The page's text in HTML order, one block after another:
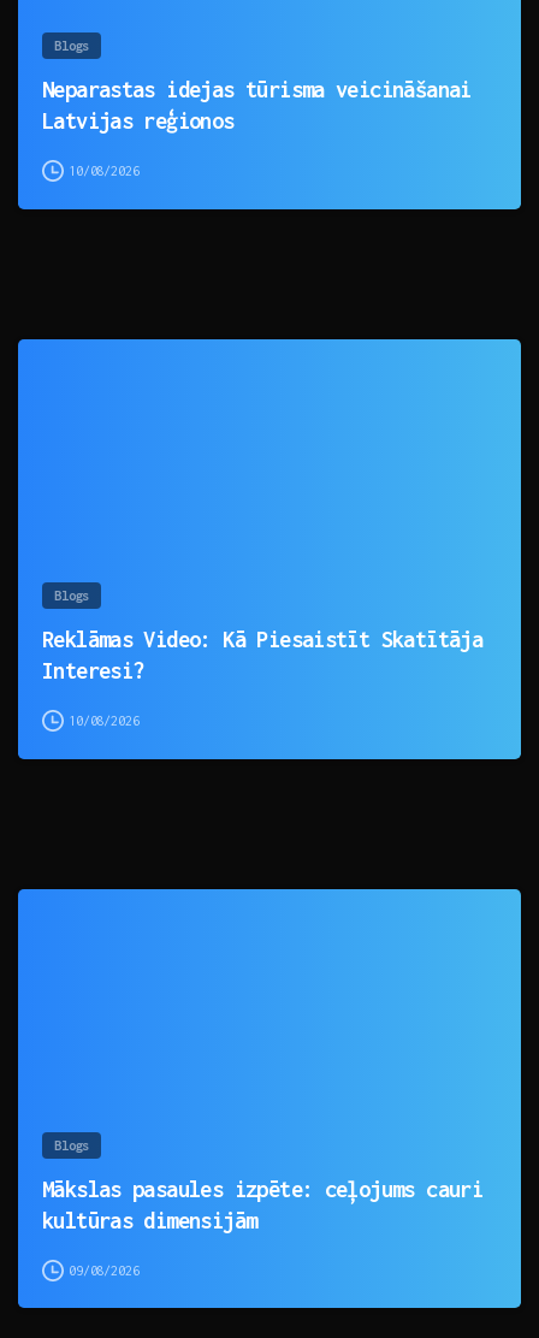
Blogs
Neparastas idejas tūrisma veicināšanai
Latvijas reģionos
10/08/2026
Blogs
Reklāmas Video: Kā Piesaistīt Skatītāja
Interesi?
10/08/2026
Blogs
Mākslas pasaules izpēte: ceļojums cauri
kultūras dimensijām
09/08/2026